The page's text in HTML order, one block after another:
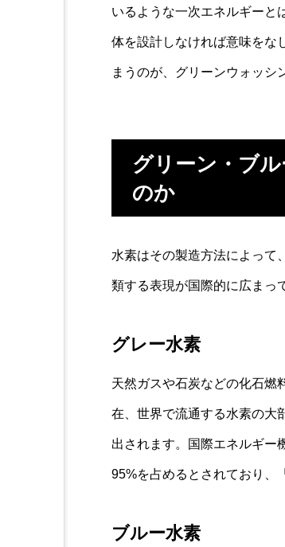
いるような一次エネルギーと
体を設計しなければ意味をな
まうのが、グリーンウォッシ
グリーン・ブ
のか
水素はその製造方法によって
類する表現が国際的に広まっ
グレー水素
天然ガスや石炭などの化石燃
在、世界で流通する水素の大
出されます。国際エネルギー
95%を占めるとされており、
ブルー水素